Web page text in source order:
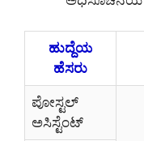
ಹುದ್ದೆಯ
ಹೆಸರು
ಪೋಸ್ಟಲ್
ಅಸಿಸ್ಟೆಂಟ್